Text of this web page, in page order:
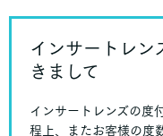
インサートレン
きまして
インサートレンズの度
程上、またお客様の度